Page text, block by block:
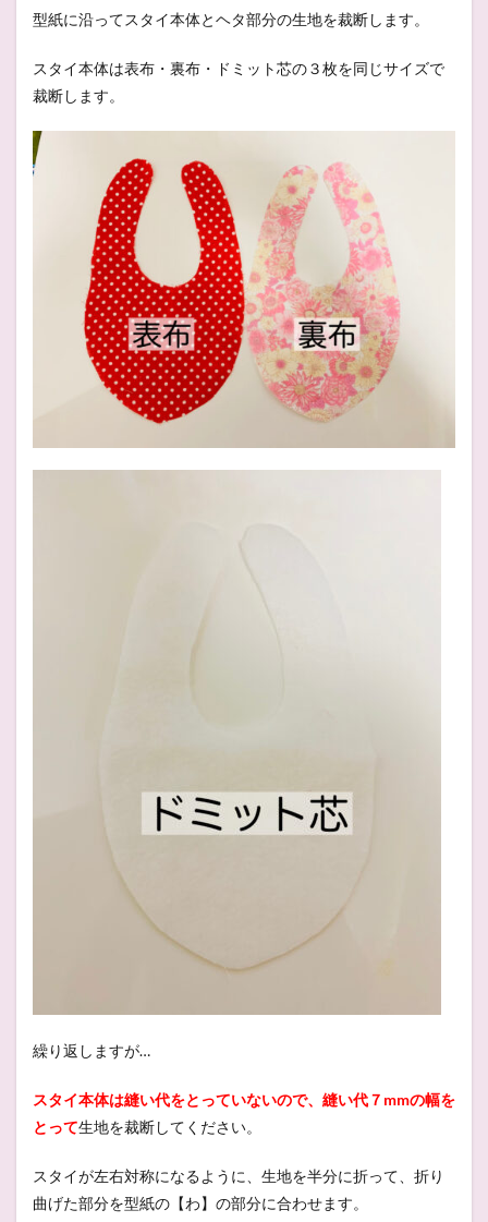
型紙に沿ってスタイ本体とヘタ部分の生地を裁断します。
スタイ本体は表布・裏布・ドミット芯の３枚を同じサイズで
裁断します。
繰り返しますが…
スタイ本体は縫い代をとっていないので、縫い代７mmの幅を
とって生地を裁断してください。
スタイが左右対称になるように、生地を半分に折って、折り
曲げた部分を型紙の【わ】の部分に合わせます。